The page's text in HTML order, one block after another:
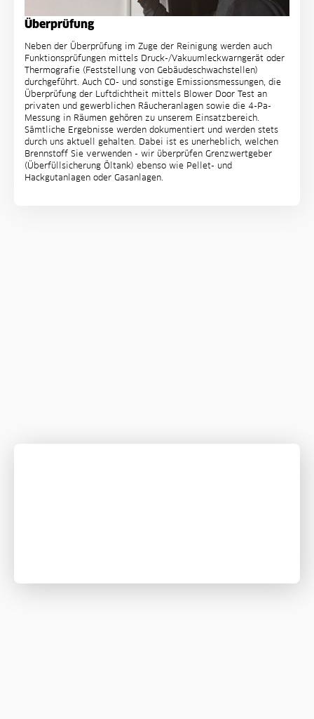
Überprüfung
Neben der Überprüfung im Zuge der Reinigung werden auch
Funktionsprüfungen mittels Druck-/Vakuumleckwarngerät oder
Thermografie (Feststellung von Gebäudeschwachstellen)
durchgeführt. Auch CO- und sonstige Emissionsmessungen, die
Überprüfung der Luftdichtheit mittels Blower Door Test an
privaten und gewerblichen Räucheranlagen sowie die 4-Pa-
Messung in Räumen gehören zu unserem Einsatzbereich.
Sämtliche Ergebnisse werden dokumentiert und werden stets
durch uns aktuell gehalten. Dabei ist es unerheblich, welchen
Brennstoff Sie verwenden - wir überprüfen Grenzwertgeber
(Überfüllsicherung Öltank) ebenso wie Pellet- und
Hackgutanlagen oder Gasanlagen.